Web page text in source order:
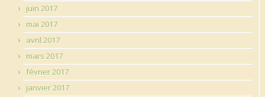
juin 2017
mai 2017
avril 2017
mars 2017
février 2017
janvier 2017